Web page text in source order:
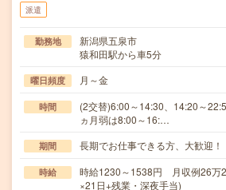
派遣
勤務地
新潟県五泉市
猿和田駅から車5分
曜日頻度 月～金
時間
(2交替)6:00～14:30、14:20～
ヵ月弱は8:00～16:…
期間 長期でお仕事できる方、大歓迎！
時給
時給1230～1538円 月収例26万
×21日+残業・深夜手当)